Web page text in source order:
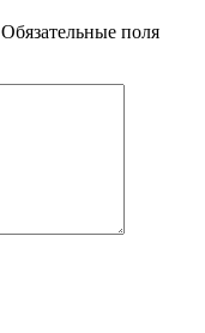
Обязательные поля